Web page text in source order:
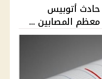
وإصابة 13 في حادث أتوبيس
المصابين ...